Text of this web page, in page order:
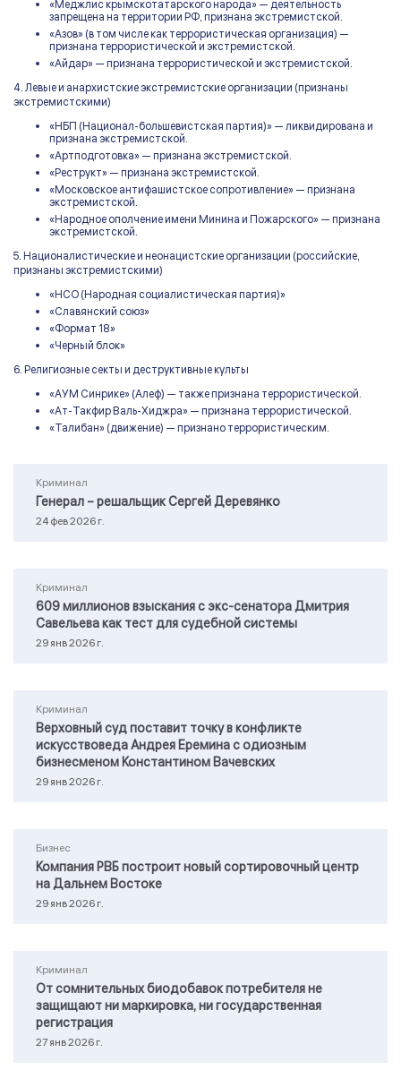
«Меджлис крымскотатарского народа» — деятельность
запрещена на территории РФ, признана экстремистской.
«Азов» (в том числе как террористическая организация) —
признана террористической и экстремистской.
«Айдар» — признана террористической и экстремистской.
4. Левые и анархистские экстремистские организации (признаны
экстремистскими)
«НБП (Национал-большевистская партия)» — ликвидирована и
признана экстремистской.
«Артподготовка» — признана экстремистской.
«Реструкт» — признана экстремистской.
«Московское антифашистское сопротивление» — признана
экстремистской.
«Народное ополчение имени Минина и Пожарского» — признана
экстремистской.
5. Националистические и неонацистские организации (российские,
признаны экстремистскими)
«НСО (Народная социалистическая партия)»
«Славянский союз»
«Формат 18»
«Черный блок»
6. Религиозные секты и деструктивные культы
«АУМ Синрике» (Алеф) — также признана террористической.
«Ат-Такфир Валь-Хиджра» — признана террористической.
«Талибан» (движение) — признано террористическим.
Криминал
Генерал – решальщик Сергей Деревянко
24 фев 2026 г.
Криминал
609 миллионов взыскания с экс-сенатора Дмитрия
Савельева как тест для судебной системы
29 янв 2026 г.
Криминал
Верховный суд поставит точку в конфликте
искусствоведа Андрея Еремина с одиозным
бизнесменом Константином Вачевских
29 янв 2026 г.
Бизнес
Компания РВБ построит новый сортировочный центр
на Дальнем Востоке
29 янв 2026 г.
Криминал
От сомнительных биодобавок потребителя не
защищают ни маркировка, ни государственная
регистрация
27 янв 2026 г.